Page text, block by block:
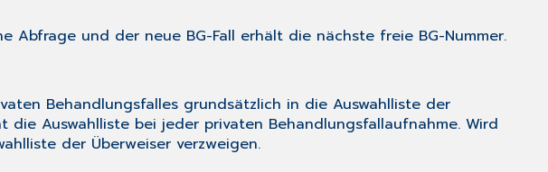
Abfrage und der neue BG-Fall erhält die nächste freie BG-Nummer.
Behandlungsfalles grundsätzlich in die Auswahlliste der
die Auswahlliste bei jeder privaten Behandlungsfallaufnahme. Wird
der Überweiser verzweigen.